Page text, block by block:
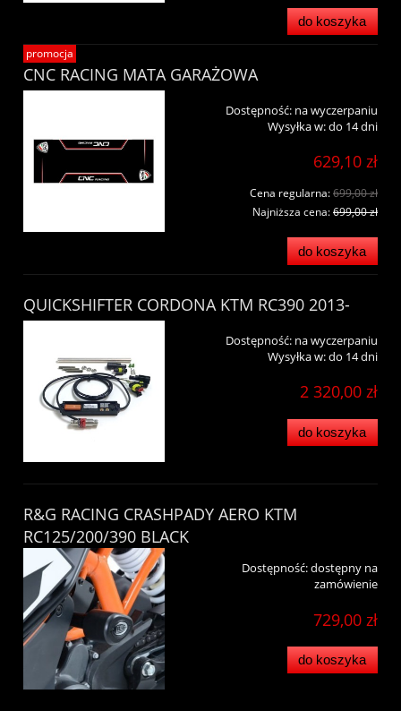
do koszyka
CNC RACING MATA GARAŻOWA
Dostępność: na wyczerpaniu
Wysyłka w:do 14 dni
629,10 zł
Cena regularna:699,00 zł
Najniższa cena:699,00 zł
do koszyka
promocja
QUICKSHIFTER CORDONA KTM RC390 2013-
Dostępność: na wyczerpaniu
Wysyłka w:do 14 dni
2 320,00 zł
do koszyka
R&G RACING CRASHPADY AERO KTM
RC125/200/390 BLACK
Dostępność:dostępny na
zamówienie
729,00 zł
do koszyka